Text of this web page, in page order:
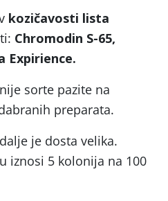
kozičavosti lista
Chromodin S-65,
Expirience.
sorte pazite na
preparata.
je dosta velika.
iznosi 5 kolonija na 100